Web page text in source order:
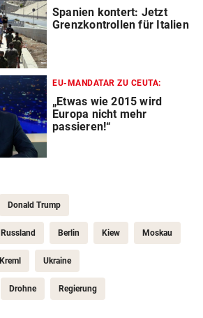
Spanien kontert: Jetzt
Grenzkontrollen für Italien
EU-MANDATAR ZU CEUTA:
„Etwas wie 2015 wird
Europa nicht mehr
passieren!“
Donald Trump
Russland Berlin Kiew Moskau
Kreml Ukraine
Drohne Regierung